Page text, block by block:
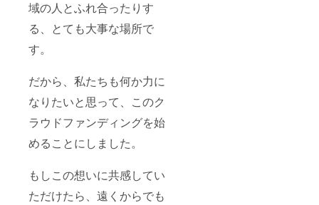
域の人とふれ合ったりす
る、とても大事な場所で
す。
だから、私たちも何か力に
なりたいと思って、このク
ラウドファンディングを始
めることにしました。
もしこの想いに共感してい
ただけたら、遠くからでも